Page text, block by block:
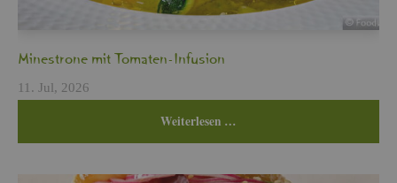
Min­es­tro­ne mit To­ma­ten-In­fu­si­on
11. Jul, 2026
Wei­ter­le­sen …